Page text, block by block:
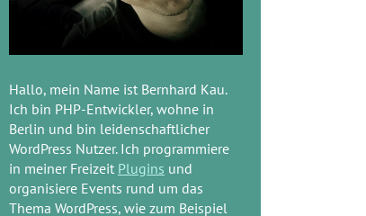
Hallo, mein Name ist Bernhard Kau.
Ich bin PHP-Entwickler, wohne in
Berlin und bin leidenschaftlicher
WordPress Nutzer. Ich programmiere
in meiner Freizeit Plugins und
organisiere Events rund um das
Thema WordPress, wie zum Beispiel